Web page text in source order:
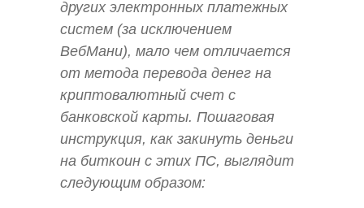
других электронных платежных
систем (за исключением
ВебМани), мало чем отличается
от метода перевода денег на
криптовалютный счет с
банковской карты. Пошаговая
инструкция, как закинуть деньги
на биткоин с этих ПС, выглядит
следующим образом: